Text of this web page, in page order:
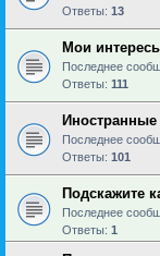
Ответы: 13
Мои
Последнее
Ответы: 111
Иностранные
Последнее
Ответы: 101
Подскажите
Последнее
Ответы: 1